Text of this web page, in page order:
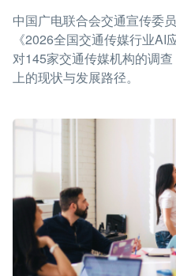
中国广电联合会交通宣传委
《2026全国交通传媒行业AI
对145家交通传媒机构的调
上的现状与发展路径。